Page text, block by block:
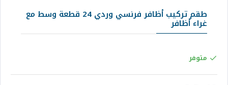
طقم تركيب أظافر فرنسي وردي 24 قطعة وسط مع
غراء أظافر
متوفر